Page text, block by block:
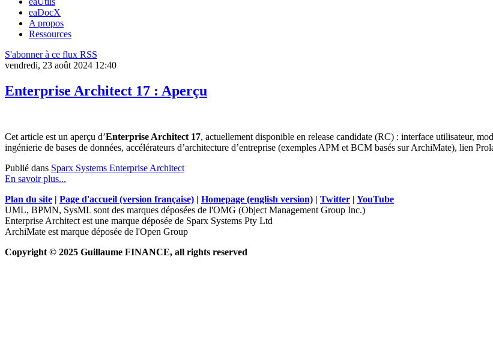
eaDocX
A propos
Ressources
S'abonner à ce flux RSS
vendredi, 23 août 2024 12:40
Enterprise Architect 17 : Aperçu
Cet article est un aperçu d’Enterprise Architect 17, actuellement disponible en release candidate (RC) : interface utilisateur,
ingénierie de bases de données, accélérateurs d’architecture d’entreprise (exemples APM et BCM basés sur ArchiMate), lien
Publié dans Sparx Systems Enterprise Architect
En savoir plus...
Plan du site | Page d'accueil (version française) | Homepage (english version) | Twitter | YouTube
UML, BPMN, SysML sont des marques déposées de l'OMG (Object Management Group Inc.)
Enterprise Architect est une marque déposée de Sparx Systems Pty Ltd
ArchiMate est marque déposée de l'Open Group
Copyright © 2025 Guillaume FINANCE, all rights reserved